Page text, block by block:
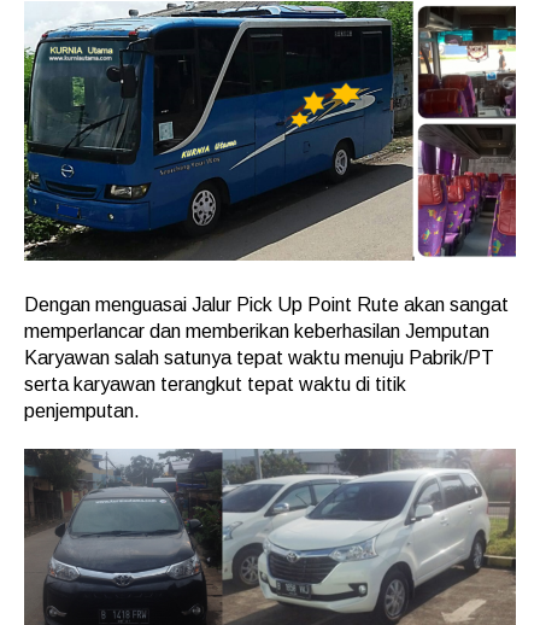
Dengan menguasai Jalur Pick Up Point Rute akan sangat
memperlancar dan memberikan keberhasilan Jemputan
Karyawan salah satunya tepat waktu menuju Pabrik/PT
serta karyawan terangkut tepat waktu di titik
penjemputan.